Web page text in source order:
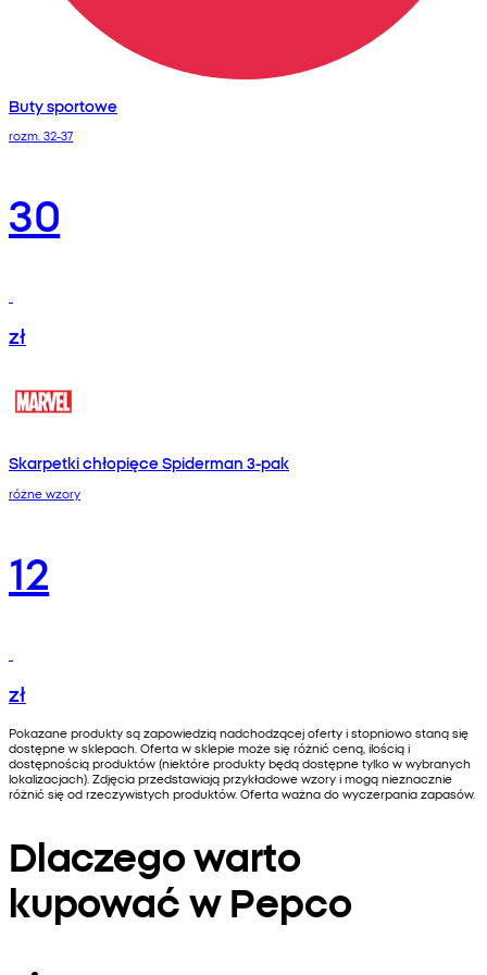
Buty sportowe
rozm. 32-37
30
zł
Skarpetki chłopięce Spiderman 3-pak
różne wzory
12
zł
Pokazane produkty są zapowiedzią nadchodzącej oferty i stopniowo staną się
dostępne w sklepach. Oferta w sklepie może się różnić ceną, ilością i
dostępnością produktów (niektóre produkty będą dostępne tylko w wybranych
lokalizacjach). Zdjęcia przedstawiają przykładowe wzory i mogą nieznacznie
różnić się od rzeczywistych produktów. Oferta ważna do wyczerpania zapasów.
Dlaczego warto
kupować w Pepco